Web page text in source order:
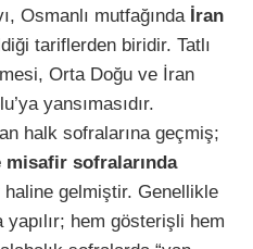
Osmanlı mutfağında İran
tariflerden biridir. Tatlı
Orta Doğu ve İran
yansımasıdır.
halk sofralarına geçmiş;
misafir sofralarında
gelmiştir. Genellikle
yapılır; hem gösterişli hem